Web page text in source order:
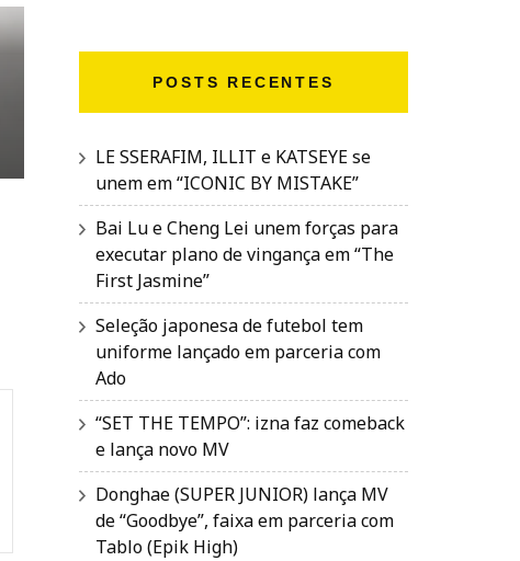
POSTS RECENTES
LE SSERAFIM, ILLIT e KATSEYE se
unem em “ICONIC BY MISTAKE”
Bai Lu e Cheng Lei unem forças para
executar plano de vingança em “The
First Jasmine”
Seleção japonesa de futebol tem
uniforme lançado em parceria com
Ado
“SET THE TEMPO”: izna faz comeback
e lança novo MV
Donghae (SUPER JUNIOR) lança MV
de “Goodbye”, faixa em parceria com
Tablo (Epik High)